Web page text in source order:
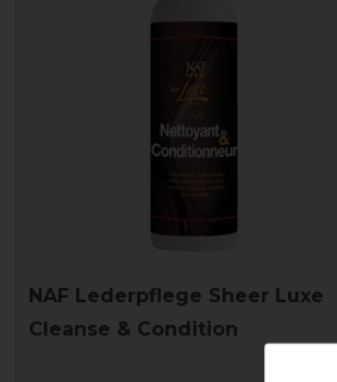
NAF Lederpflege Sheer Luxe
Cleanse & Condition